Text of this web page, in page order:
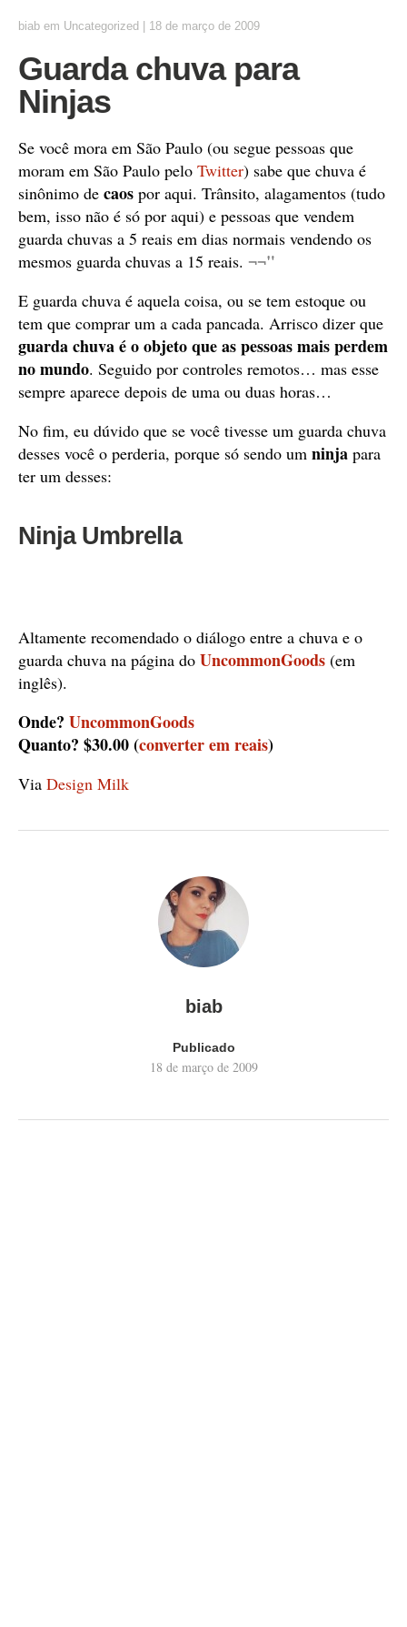
biab em Uncategorized 18 de março de 2009
Guarda chuva para
Ninjas
Se você mora em São Paulo (ou segue pessoas que
moram em São Paulo pelo Twitter) sabe que chuva é
sinônimo de caos por aqui. Trânsito, alagamentos (tudo
bem, isso não é só por aqui) e pessoas que vendem
guarda chuvas a 5 reais em dias normais vendendo os
mesmos guarda chuvas a 15 reais. ¬¬"
E guarda chuva é aquela coisa, ou se tem estoque ou
tem que comprar um a cada pancada. Arrisco dizer que
guarda chuva é o objeto que as pessoas mais perdem
no mundo. Seguido por controles remotos… mas esse
sempre aparece depois de uma ou duas horas…
No fim, eu dúvido que se você tivesse um guarda chuva
desses você o perderia, porque só sendo um ninja para
ter um desses:
Ninja Umbrella
Altamente recomendado o diálogo entre a chuva e o
guarda chuva na página do UncommonGoods (em
inglês).
Onde? UncommonGoods
Quanto? $30.00 (converter em reais)
Via Design Milk
biab
Publicado
18 de março de 2009